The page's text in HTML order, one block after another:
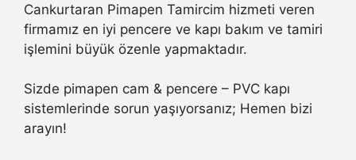
Cankurtaran Pimapen Tamircim hizmeti veren
firmamız en iyi pencere ve kapı bakım ve tamiri
işlemini büyük özenle yapmaktadır.
Sizde pimapen cam & pencere – PVC kapı
sistemlerinde sorun yaşıyorsanız; Hemen bizi
arayın!